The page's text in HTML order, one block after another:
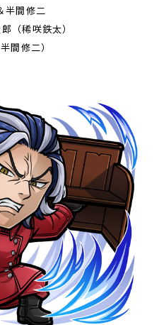
半間修二
（稀咲鉄太）
間修二）